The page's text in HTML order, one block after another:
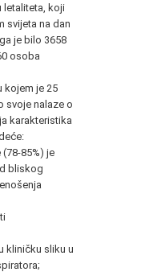
letaliteta, koji
svijeta na dan
je bilo 3658
osoba
u kojem je 25
svoje nalaze o
karakteristika
85%) je
bliskog
kliničku sliku u